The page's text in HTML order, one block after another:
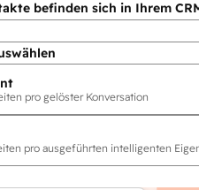
befinden sich in Ihrem
pro gelöster Konversation
pro ausgeführten intelligenten